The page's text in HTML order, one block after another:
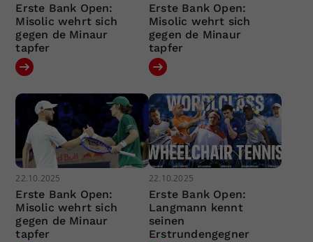
Erste Bank Open:
Misolic wehrt sich
gegen de Minaur
tapfer
Erste Bank Open:
Misolic wehrt sich
gegen de Minaur
tapfer
22.10.2025
Erste Bank Open:
Misolic wehrt sich
gegen de Minaur
tapfer
22.10.2025
Erste Bank Open:
Langmann kennt
seinen
Erstrundengegner